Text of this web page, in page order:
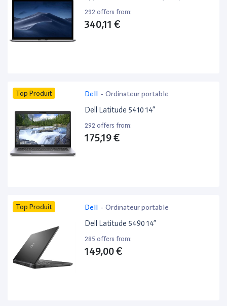
292 offers from:
340,11 €
Top Produit Dell - Ordinateur portable
Dell Latitude 5410 14”
292 offers from:
175,19 €
Top Produit Dell - Ordinateur portable
Dell Latitude 5490 14”
285 offers from:
149,00 €